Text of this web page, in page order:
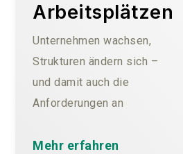
Arbeitsplätzen
Unternehmen wachsen,
Strukturen ändern sich –
und damit auch die
Anforderungen an
dynamischen Arbeitswelt
Mehr erfahren